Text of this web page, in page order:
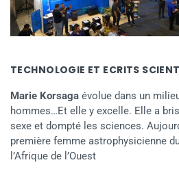
TECHNOLOGIE ET ECRITS
Marie Korsaga évolue dans un
hommes…Et elle y excelle. Elle a
sexe et dompté les sciences.
première femme astrophysicienne
l’Afrique de l’Ouest